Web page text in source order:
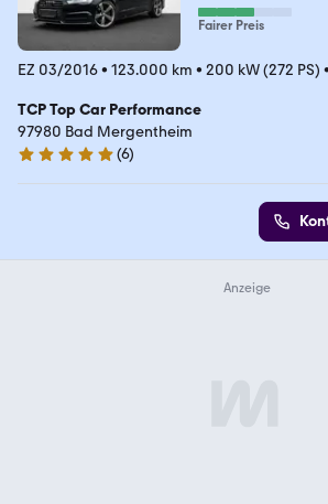
Fairer Preis
EZ 03/2016• 123.000 km • 200 kW (272 PS) •
TCP Top Car Performance
97980 Bad Mergentheim
4.8 Sterne
(6)